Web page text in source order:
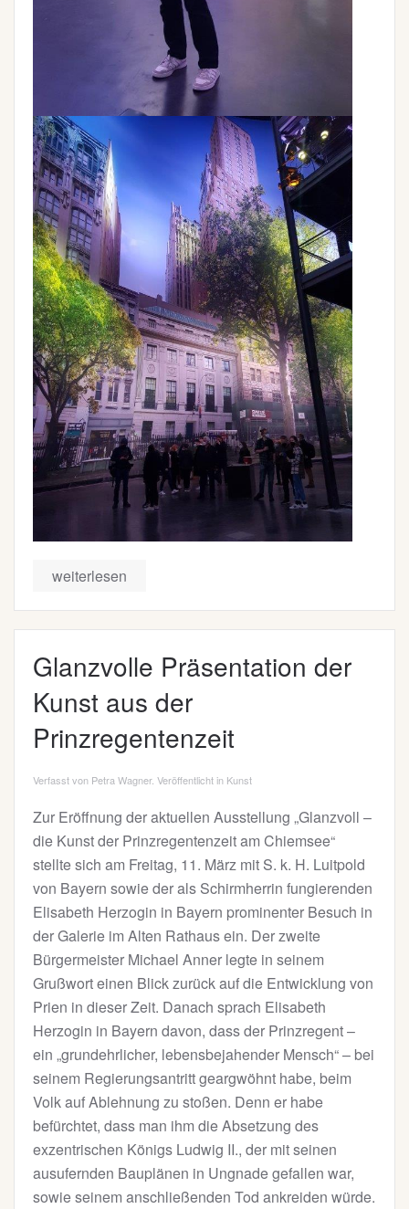
weiterlesen
Glanzvolle Präsentation der
Kunst aus der
Prinzregentenzeit
Verfasst von Petra Wagner. Veröffentlicht in Kunst
Zur Eröffnung der aktuellen Ausstellung „Glanzvoll –
die Kunst der Prinzregentenzeit am Chiemsee“
stellte sich am Freitag, 11. März mit S. k. H. Luitpold
von Bayern sowie der als Schirmherrin fungierenden
Elisabeth Herzogin in Bayern prominenter Besuch in
der Galerie im Alten Rathaus ein. Der zweite
Bürgermeister Michael Anner legte in seinem
Grußwort einen Blick zurück auf die Entwicklung von
Prien in dieser Zeit. Danach sprach Elisabeth
Herzogin in Bayern davon, dass der Prinzregent –
ein „grundehrlicher, lebensbejahender Mensch“ – bei
seinem Regierungsantritt geargwöhnt habe, beim
Volk auf Ablehnung zu stoßen. Denn er habe
befürchtet, dass man ihm die Absetzung des
exzentrischen Königs Ludwig II., der mit seinen
ausufernden Bauplänen in Ungnade gefallen war,
sowie seinem anschließenden Tod ankreiden würde.